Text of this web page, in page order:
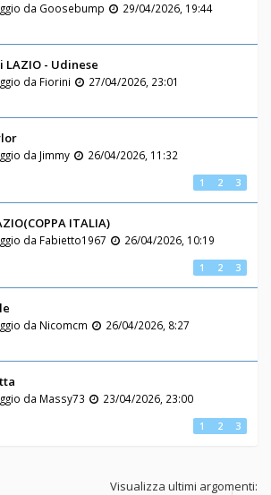
da Goosebump
29/04/2026, 19:44
LAZIO - Udinese
da Fiorini
27/04/2026, 23:01
da Jimmy
26/04/2026, 11:32
1 2 3
ITALIA)
da Fabietto1967
26/04/2026, 10:19
1 2 3
da Nicomcm
26/04/2026, 8:27
da Massy73
23/04/2026, 23:00
1 2 3
Visualizza ultimi argomenti: